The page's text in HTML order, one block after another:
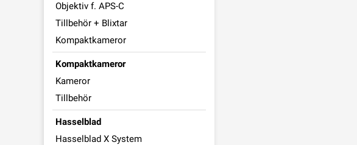
Objektiv f. APS-C
Tillbehör + Blixtar
Kompaktkameror
Kompaktkameror
Kameror
Tillbehör
Hasselblad
Hasselblad X System